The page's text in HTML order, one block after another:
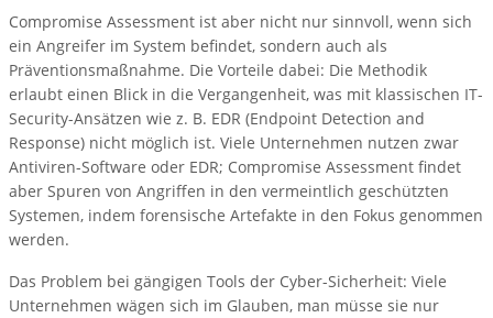
Compromise Assessment ist aber nicht nur sinnvoll, wenn sich
ein Angreifer im System befindet, sondern auch als
Präventionsmaßnahme. Die Vorteile dabei: Die Methodik
erlaubt einen Blick in die Vergangenheit, was mit klassischen IT-
Security-Ansätzen wie z. B. EDR (Endpoint Detection and
Response) nicht möglich ist. Viele Unternehmen nutzen zwar
Antiviren-Software oder EDR; Compromise Assessment findet
aber Spuren von Angriffen in den vermeintlich geschützten
Systemen, indem forensische Artefakte in den Fokus genommen
werden.
Das Problem bei gängigen Tools der Cyber-Sicherheit: Viele
Unternehmen wägen sich im Glauben, man müsse sie nur